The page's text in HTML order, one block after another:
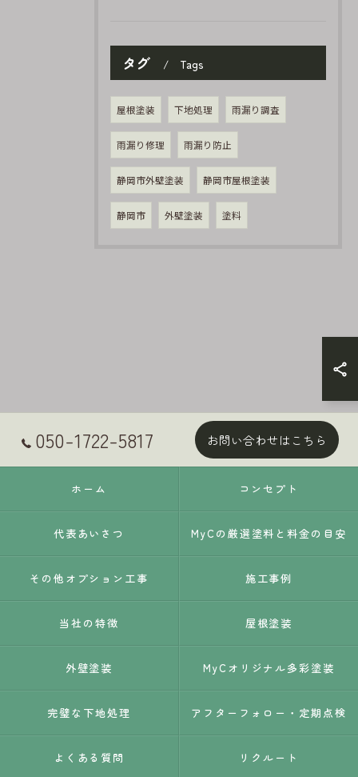
タグ Tags
屋根塗装 下地処理 雨漏り調査
雨漏り修理 雨漏り防止
静岡市外壁塗装 静岡市屋根塗装
静岡市 外壁塗装 塗料
050-1722-5817 お問い合わせはこちら
ホーム コンセプト
代表あいさつ MyCの厳選塗料と料金の目安
その他オプション工事 施工事例
当社の特徴 屋根塗装
外壁塗装 MyCオリジナル多彩塗装
完璧な下地処理 アフターフォロー・定期点検
よくある質問 リクルート